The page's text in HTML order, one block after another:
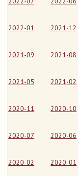
2022-01 2021-12
2021-09 2021-08
2021-05 2021-02
2020-11 2020-10
2020-07 2020-06
2020-02 2020-01